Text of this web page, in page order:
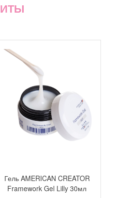
Гель AMERICAN CREATOR
Framework Gel Lilly 30мл